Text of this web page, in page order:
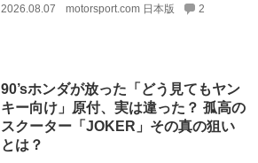
2026.08.07 motorsport.com 日本版 2
90’sホンダが放った「どう見てもヤン
キー向け」原付、実は違った？ 孤高の
スクーター「JOKER」その真の狙い
とは？